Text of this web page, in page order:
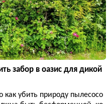
забор в оазис для дикой
как убить природу пылесосо